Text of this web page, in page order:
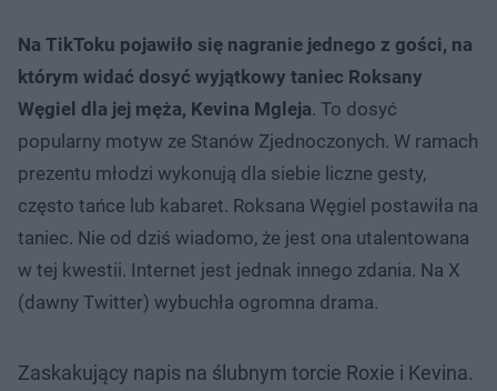
Na TikToku pojawiło się nagranie jednego z gości, na
którym widać dosyć wyjątkowy taniec Roksany
Węgiel dla jej męża, Kevina Mgleja. To dosyć
popularny motyw ze Stanów Zjednoczonych. W ramach
prezentu młodzi wykonują dla siebie liczne gesty,
często tańce lub kabaret. Roksana Węgiel postawiła na
taniec. Nie od dziś wiadomo, że jest ona utalentowana
w tej kwestii. Internet jest jednak innego zdania. Na X
(dawny Twitter) wybuchła ogromna drama.
Zaskakujący napis na ślubnym torcie Roxie i Kevina.